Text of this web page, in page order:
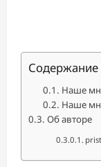
Содержание
Наше
Наше
Об авторе